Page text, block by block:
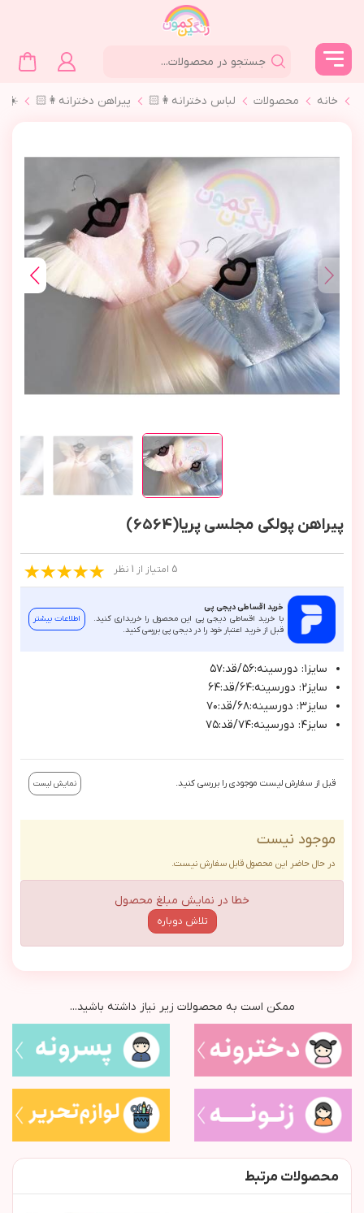
خانه محصولات لباس دخترانه👩🏻 پیراهن دخترانه👩🏻
پیراهن پولکی مجلسی پریا(6564)
5 امتیاز از 1 نظر
خرید اقساطی دیجی پی
با خرید اقساطی دیجی پی این محصول را خریداری کنید.
قبل از خرید اعتبار خود را در دیجی پی بررسی کنید.
اطلاعات بیشتر
سايز١: دورسينه:٥٦/قد:٥٧
سايز٢: دورسينه:٦٤/قد:٦٤
سايز٣: دورسينه:٦٨/قد:٧٠
سايز٤: دورسينه:٧٤/قد:٧٥
قبل از سفارش لیست موجودی را بررسی کنید. نمایش لیست
موجود نیست
در حال حاضر این محصول قابل سفارش نیست.
خطا در نمایش مبلغ محصول
تلاش دوباره
ممکن است به محصولات زیر نیاز داشته باشید...
محصولات مرتبط